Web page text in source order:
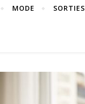
MODE SORTIES